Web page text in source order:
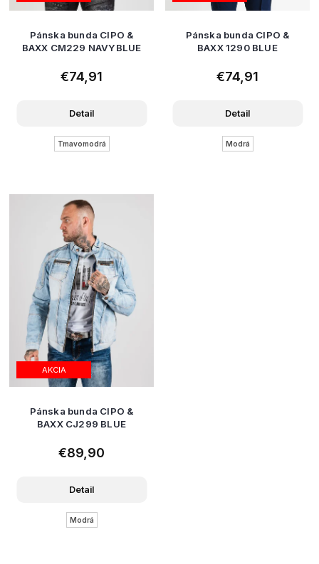
Pánska bunda CIPO &
BAXX CM229 NAVYBLUE
€74,91
Detail
Tmavomodrá
Pánska bunda CIPO &
BAXX 1290 BLUE
€74,91
Detail
Modrá
AKCIA
Pánska bunda CIPO &
BAXX CJ299 BLUE
€89,90
Detail
Modrá